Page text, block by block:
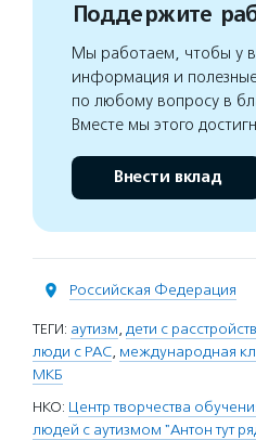
Поддержите
Мы работаем, чтобы у
информация и
по любому вопросу в
Вместе мы этого
Внести вклад
Российская Федерация
ТЕГИ: аутизм, дети с
люди с РАС, международная
МКБ
НКО: Центр творчества
людей с аутизмом "Антон тут